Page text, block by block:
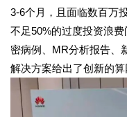
3-6个月，且面临数百万
不足50%的过度投资浪
密病例、 MR分析报告、
解决方案给出了创新的